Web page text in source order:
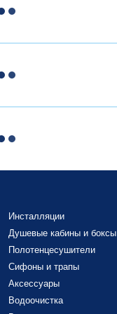
Инсталляции
Душевые кабины и боксы
Полотенцесушители
Сифоны и трапы
Аксессуары
Водоочистка